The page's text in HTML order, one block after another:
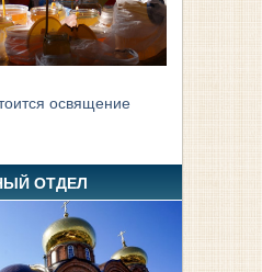
освящение
ОТДЕЛ